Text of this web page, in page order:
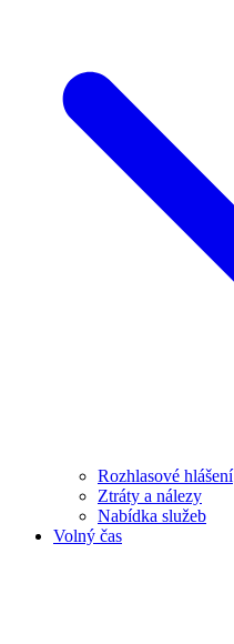
Rozhlasové hlášení
Ztráty a nálezy
Nabídka služeb
Volný čas